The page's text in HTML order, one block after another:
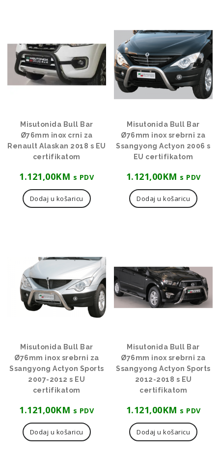
Misutonida Bull Bar
Ø76mm inox crni za
Renault Alaskan 2018 s EU
certifikatom
1.121,00KM s PDV
Dodaj u košaricu
Misutonida Bull Bar
Ø76mm inox srebrni za
Ssangyong Actyon 2006 s
EU certifikatom
1.121,00KM s PDV
Dodaj u košaricu
Misutonida Bull Bar
Ø76mm inox srebrni za
Ssangyong Actyon Sports
2007-2012 s EU
certifikatom
1.121,00KM s PDV
Dodaj u košaricu
Misutonida Bull Bar
Ø76mm inox srebrni za
Ssangyong Actyon Sports
2012-2018 s EU
certifikatom
1.121,00KM s PDV
Dodaj u košaricu